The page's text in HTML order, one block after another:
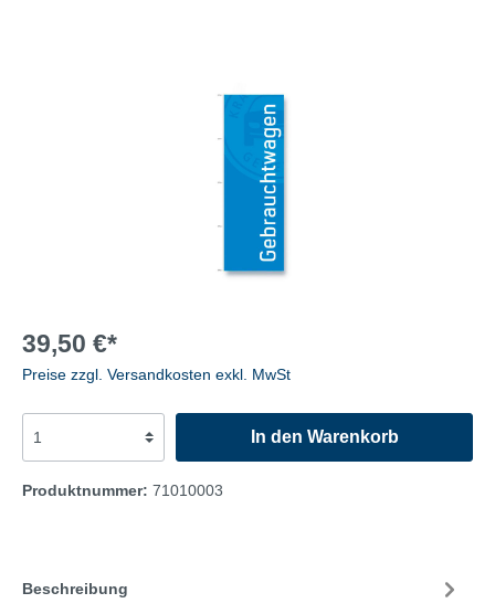
39,50 €*
Preise zzgl. Versandkosten exkl. MwSt
In den Warenkorb
Produktnummer: 71010003
Beschreibung